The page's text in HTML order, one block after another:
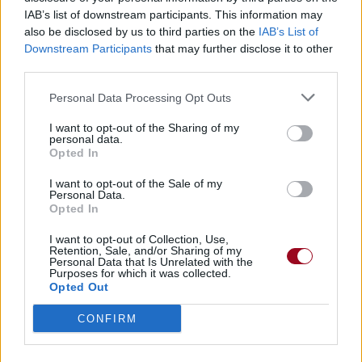
IAB’s list of downstream participants. This information may
also be disclosed by us to third parties on the IAB’s List of
Downstream Participants that may further disclose it to other
Personal Data Processing Opt Outs
I want to opt-out of the Sharing of my
personal data.
Opted In
I want to opt-out of the Sale of my
Personal Data.
Opted In
I want to opt-out of Collection, Use,
Retention, Sale, and/or Sharing of my
Personal Data that Is Unrelated with the
Purposes for which it was collected.
Opted Out
CONFIRM